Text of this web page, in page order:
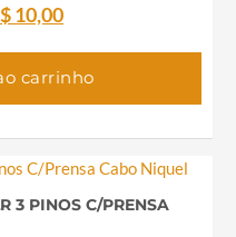
20,00.
10,00O
atual
é:
R$ 10,00.
carrinho
3 PINOS C/PRENSA